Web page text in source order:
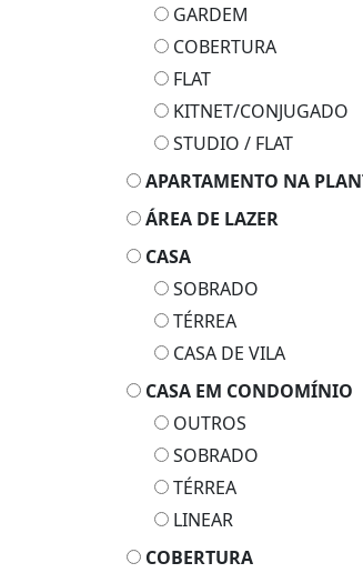
GARDEM
COBERTURA
FLAT
KITNET/CONJUGADO
STUDIO / FLAT
APARTAMENTO NA
ÁREA DE LAZER
CASA
SOBRADO
TÉRREA
CASA DE VILA
CASA EM CONDOMÍNIO
OUTROS
SOBRADO
TÉRREA
LINEAR
COBERTURA